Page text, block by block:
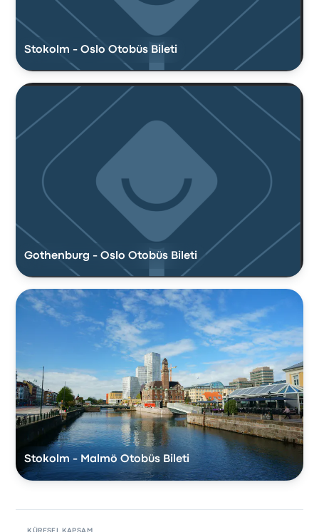
Stokolm - Oslo Otobüs Bileti
Gothenburg - Oslo Otobüs Bileti
Stokolm - Malmö Otobüs Bileti